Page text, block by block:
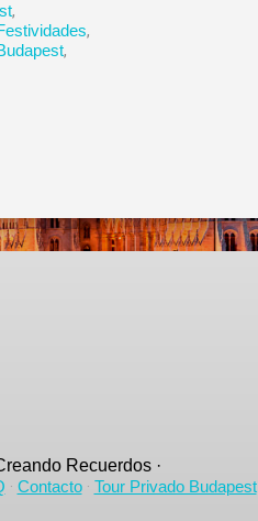
,
,
,
Recuerdos ·
· Contacto· Tour Privado Budapest